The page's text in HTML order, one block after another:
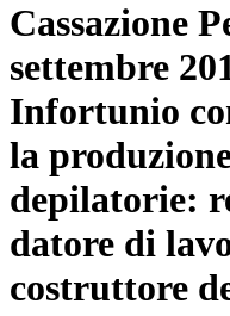
Cassazione
settembre
Infortunio
la
depilatorie:
datore di
costruttore